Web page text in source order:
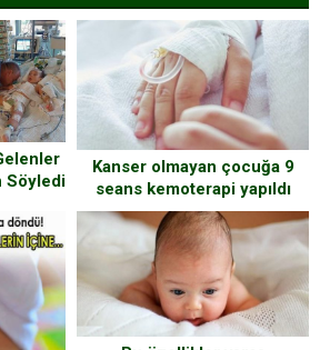
Söyledi
Kanser olmayan çocuğa 9
seans kemoterapi yapıldı